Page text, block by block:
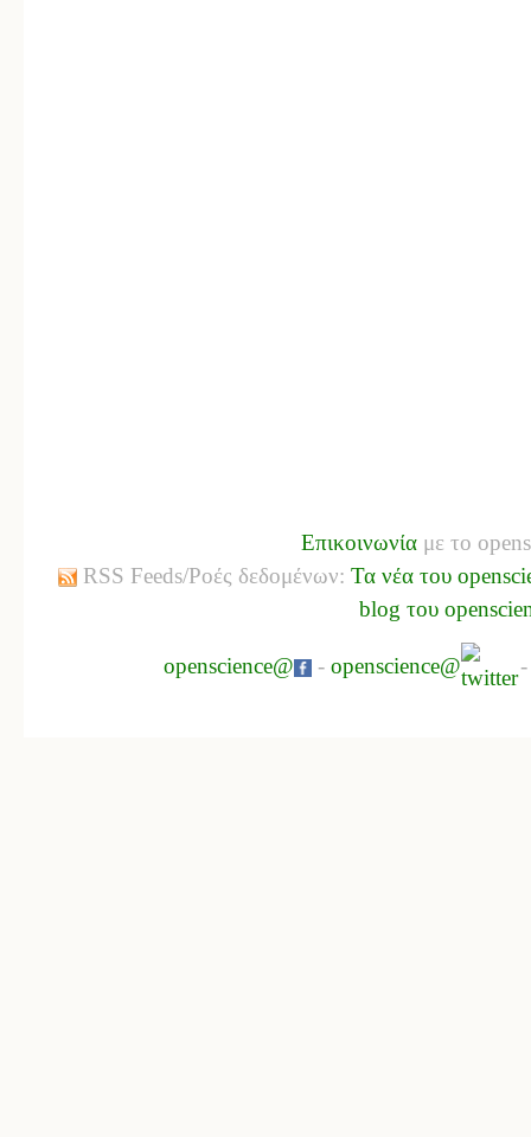
Επικοινωνία με το
RSS Feeds/Ροές δεδομένων: Τα νέα του
blog του
openscience@ - openscience@